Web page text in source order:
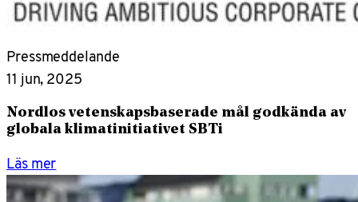
Pressmeddelande
11 jun, 2025
Nordlos vetenskapsbaserade mål godkända av
globala klimatinitiativet SBTi
Läs mer